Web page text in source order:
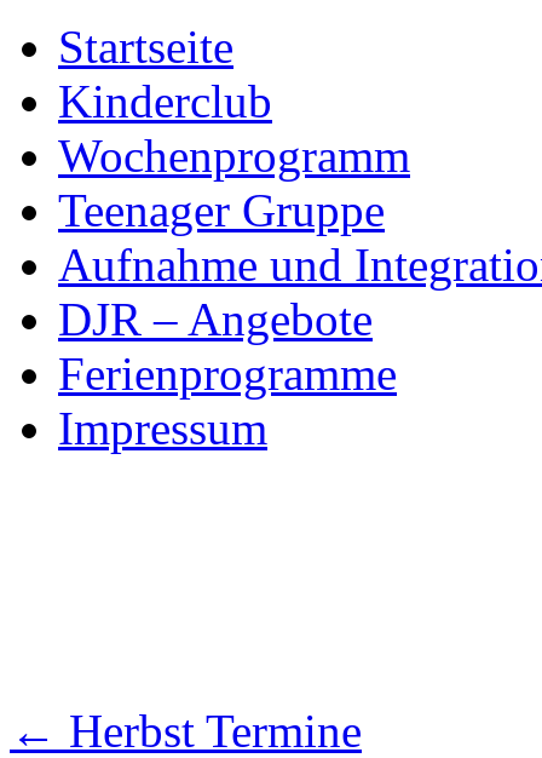
to
contentStartseite
Kinderclub
Wochenprogramm
Teenager Gruppe
Aufnahme und
DJR – Angebote
Ferienprogramme
Impressum
← Herbst Termine